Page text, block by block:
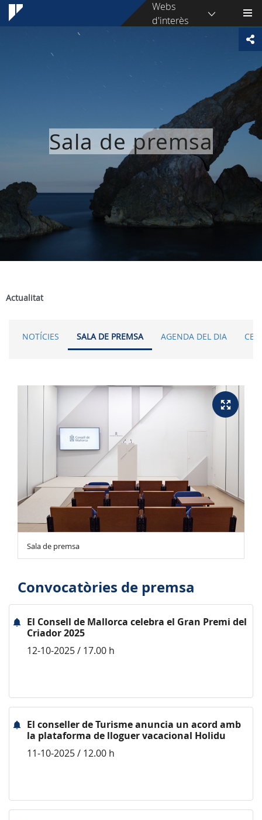
Webs
d'interès
Sala de premsa
Actualitat
NOTÍCIES SALA DE PREMSA AGENDA DEL DIA
Sala de premsa
Convocatòries de premsa
El Consell de Mallorca celebra el Gran Premi del
Criador 2025
12-10-2025 / 17.00 h
El conseller de Turisme anuncia un acord amb
la plataforma de lloguer vacacional Holidu
11-10-2025 / 12.00 h